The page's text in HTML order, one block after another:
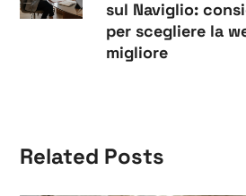
sul Naviglio:
per scegliere la
migliore
Related Posts